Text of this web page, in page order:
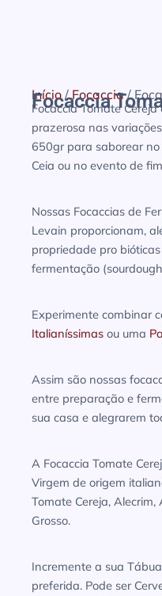
Início/Focaccia/
Focaccia
Focaccia Tomate
prazerosa nas
650gr para saborear
Ceia ou no evento de
Nossas Focaccias de
Levain proporcionam,
propriedade pro
fermentação
Experimente combinar
Italianíssimas ou uma
Assim são nossas
entre preparação e
sua casa e alegrarem
A Focaccia Tomate
Virgem de origem
Tomate Cereja,
Grosso.
Incremente a sua
preferida. Pode ser